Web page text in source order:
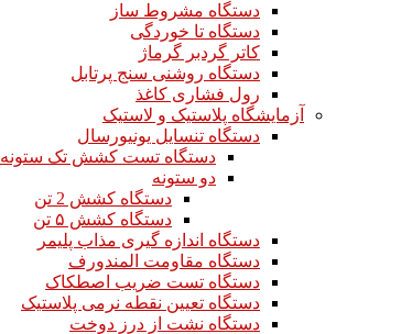
دستگاه مشروط ساز
دستگاه تا خوردگی
کاتر گردبر گرماژ
دستگاه روشنی سنج پرتابل
رول فشاری کاغذ
آزمایشگاه پلاستیک و لاستیک
دستگاه تنسایل یونیورسال
دستگاه تست کشش تک ستونه
دو ستونه
دستگاه کشش 2 تن
دستگاه کشش ۵ تن
دستگاه اندازه گیری مذاب پلیمر
دستگاه مقاومت المندورف
دستگاه تست ضریب اصطکاک
دستگاه تعیین نقطه نرمی پلاستیک
دستگاه نشت از درز دوخت